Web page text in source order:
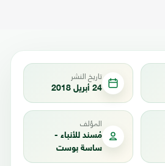
تاريخ النشر
24 أبريل 2018
المؤلف
مُسند للأنباء -
ساسة بوست